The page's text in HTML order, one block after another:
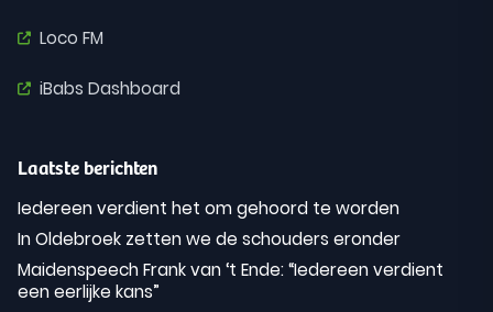
Loco FM
iBabs Dashboard
Laatste berichten
Iedereen verdient het om gehoord te worden
In Oldebroek zetten we de schouders eronder
Maidenspeech Frank van ‘t Ende: “Iedereen verdient
een eerlijke kans”